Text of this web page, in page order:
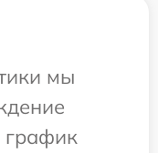
мы
график